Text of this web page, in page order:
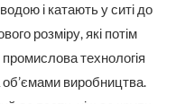
і катають у ситі до
розміру, які потім
технологія
об’ємами виробництва.